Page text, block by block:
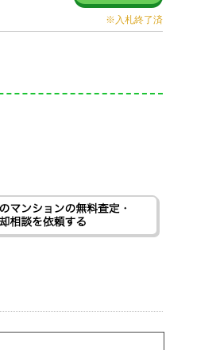
※入札終了済